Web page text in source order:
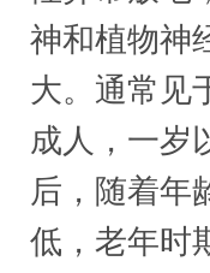
神和植物神
大。通常见
成人，一岁
后，随着年
低，老年时